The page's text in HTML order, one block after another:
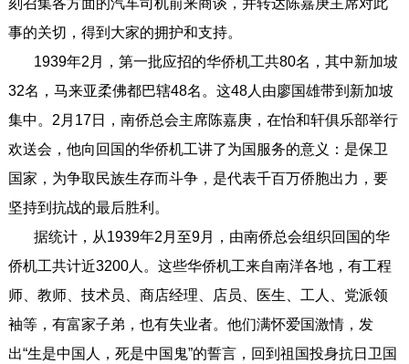
刻召集各方面的汽车司机前来商谈，并转达陈嘉庚主席对此
事的关切，得到大家的拥护和支持。
1939年2月，第一批应招的华侨机工共80名，其中新加坡
32名，马来亚柔佛都巴辖48名。这48人由廖国雄带到新加坡
集中。2月17日，南侨总会主席陈嘉庚，在怡和轩俱乐部举行
欢送会，他向回国的华侨机工讲了为国服务的意义：是保卫
国家，为争取民族生存而斗争，是代表千百万侨胞出力，要
坚持到抗战的最后胜利。
据统计，从1939年2月至9月，由南侨总会组织回国的华
侨机工共计近3200人。这些华侨机工来自南洋各地，有工程
师、教师、技术员、商店经理、店员、医生、工人、党派领
袖等，有富家子弟，也有失业者。他们满怀爱国激情，发
出“生是中国人，死是中国鬼”的誓言，回到祖国投身抗日卫国